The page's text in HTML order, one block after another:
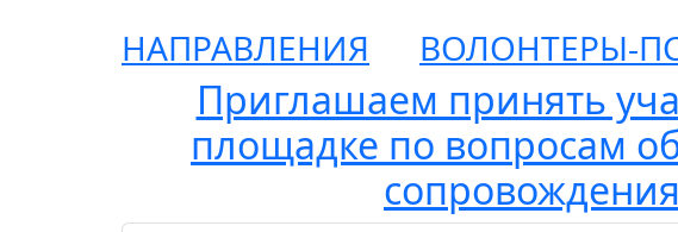
НАПРАВЛЕНИЯ ВОЛОНТЕРЫ-
Приглашаем принять
площадке по вопросам